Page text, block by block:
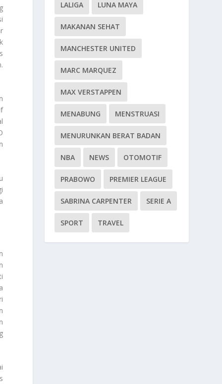
LALIGA LUNA MAYA
MAKANAN SEHAT
MANCHESTER UNITED
MARC MARQUEZ
MAX VERSTAPPEN
MENABUNG MENSTRUASI
MENURUNKAN BERAT BADAN
NBA NEWS OTOMOTIF
PRABOWO PREMIER LEAGUE
SABRINA CARPENTER SERIE A
SPORT TRAVEL